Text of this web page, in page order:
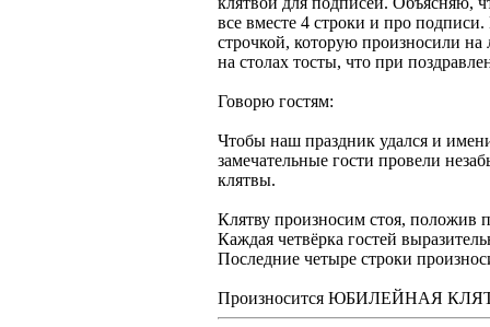
все вместе 4 строки и про
строчкой, которую произносили
на столах тосты, что при
Говорю гостям:
Чтобы наш праздник удался и
замечательные гости провели
клятвы.
Клятву произносим стоя, положив
Каждая четвёрка гостей
Последние четыре строки
Произносится ЮБИЛЕЙНАЯ